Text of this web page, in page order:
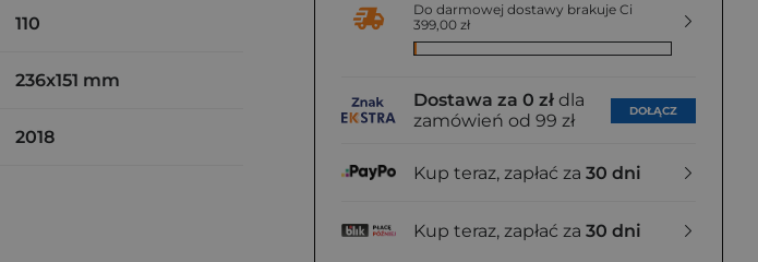
Do darmowej dostawy brakuje Ci
399,00 zł
Dostawa za 0 zł dla
zamówień od 99 zł
DOŁĄCZ
Kup teraz, zapłać za 30 dni
Kup teraz, zapłać za 30 dni
110
236x151 mm
2018